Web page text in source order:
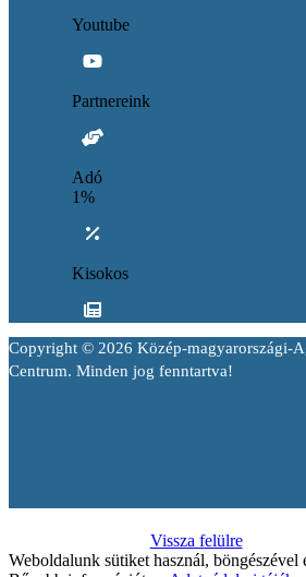
Youtube
Partnereink
Adó
1%
Kisokos
Copyright © 2026 Közép-magyarországi-
Centrum. Minden jog fenntartva!
Vissza felülre
Weboldalunk sütiket használ, böngészével